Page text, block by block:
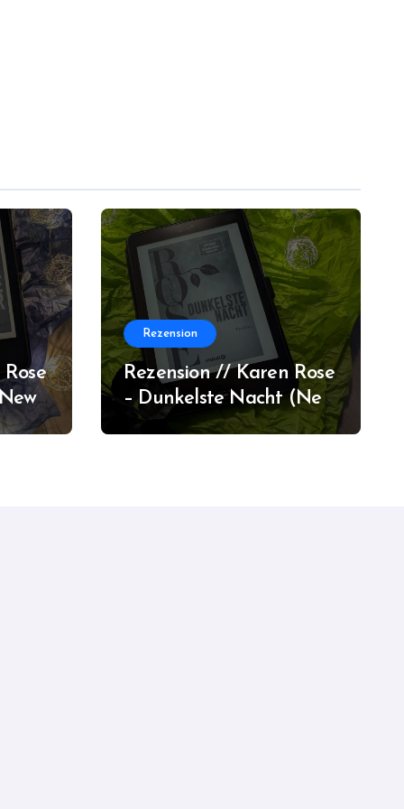
Rezension
Rezension // Karen Rose
– Dunkelste Nacht (New
Orleans #1)